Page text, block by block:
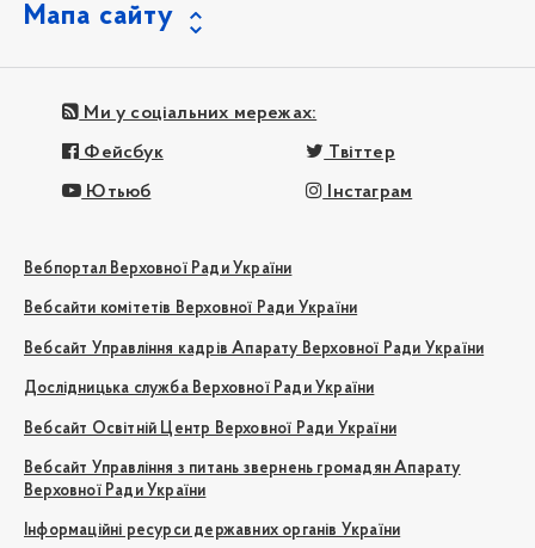
Мапа сайту
Ми у соціальних мережах:
Фейсбук Твіттер
Ютьюб Інстаграм
Вебпортал Верховної Ради України
Вебсайти комітетів Верховної Ради України
Вебсайт Управління кадрів Апарату Верховної Ради України
Дослідницька служба Верховної Ради України
Вебсайт Освітній Центр Верховної Ради України
Вебсайт Управління з питань звернень громадян Апарату
Верховної Ради України
Інформаційні ресурси державних органів України